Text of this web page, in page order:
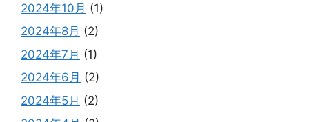
2024年10月 (1)
2024年8月 (2)
2024年7月 (1)
2024年6月 (2)
2024年5月 (2)